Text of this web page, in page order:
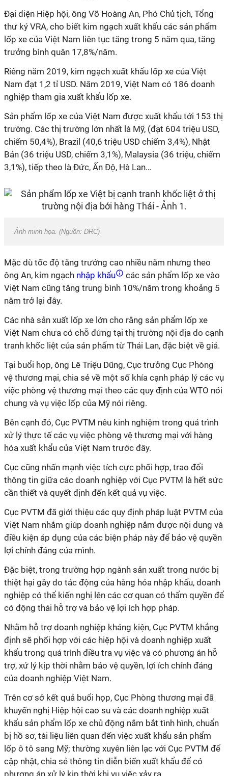
Đại diện Hiệp hội, ông Võ Hoàng An, Phó Chủ tịch, Tổng
thư ký VRA, cho biết kim ngạch xuất khẩu các sản phẩm
lốp xe của Việt Nam liên tục tăng trong 5 năm qua, tăng
trưởng bình quân 17,8%/năm.
Riêng năm 2019, kim ngạch xuất khẩu lốp xe của Việt
Nam đạt 1,2 tỉ USD. Năm 2019, Việt Nam có 186 doanh
nghiệp tham gia xuất khẩu lốp xe.
Sản phẩm lốp xe của Việt Nam được xuất khẩu tới 153 thị
trường. Các thị trường lớn nhất là Mỹ, (đạt 604 triệu USD,
chiếm 50,4%), Brazil (40,6 triệu USD chiếm 3,4%), Nhật
Bản (36 triệu USD, chiếm 3,1%), Malaysia (36 triệu, chiếm
3,1%), tiếp theo là Đức, Ấn Độ, Hà Lan…
Ảnh minh họa. (Nguồn: DRC)
Mặc dù tốc độ tăng trưởng cao nhiều năm nhưng theo
ông An, kim ngạch nhập khẩu
các sản phẩm lốp xe vào
Việt Nam cũng tăng trung bình 10%/năm trong khoảng 5
năm trở lại đây.
Các nhà sản xuất lốp xe lớn cho rằng sản phẩm lốp xe
Việt Nam chưa có chỗ đứng tại thị trường nội địa do cạnh
tranh khốc liệt của sản phẩm từ Thái Lan, đặc biệt về giá.
Tại buổi họp, ông Lê Triệu Dũng, Cục trưởng Cục Phòng
vệ thương mại, chia sẻ về một số khía cạnh pháp lý các vụ
việc phòng vệ thương mại theo các quy định của WTO nói
chung và vụ việc lốp của Mỹ nói riêng.
Bên cạnh đó, Cục PVTM nêu kinh nghiệm trong quá trình
xử lý thực tế các vụ việc phòng vệ thương mại với hàng
hóa xuất khẩu của Việt Nam trước đây.
Cục cũng nhấn mạnh việc tích cực phối hợp, trao đổi
thông tin giữa các doanh nghiệp với Cục PVTM là hết sức
cần thiết và quyết định đến kết quả vụ việc.
Cục PVTM đã giới thiệu các quy định pháp luật PVTM của
Việt Nam nhằm giúp doanh nghiệp nắm được nội dung và
điều kiện áp dụng của các biện pháp này để bảo vệ quyền
lợi chính đáng của mình.
Đặc biệt, trong trường hợp ngành sản xuất trong nước bị
thiệt hại gây do tác động của hàng hóa nhập khẩu, doanh
nghiệp có thể kiến nghị lên các cơ quan có thẩm quyền để
có động thái hỗ trợ và bảo vệ lợi ích hợp pháp.
Nhằm hỗ trợ doanh nghiệp kháng kiện, Cục PVTM khẳng
định sẽ phối hợp với các hiệp hội và doanh nghiệp xuất
khẩu trong quá trình điều tra vụ việc và có phương án hỗ
trợ, xử lý kịp thời nhằm bảo vệ quyền, lợi ích chính đáng
của doanh nghiệp Việt Nam.
Trên cơ sở kết quả buổi họp, Cục Phòng thương mại đã
khuyến nghị Hiệp hội cao su và các doanh nghiệp xuất
khẩu sản phẩm lốp xe chủ động nắm bắt tình hình, chuẩn
bị hồ sơ, tài liệu liên quan đến việc xuất khẩu sản phẩm
lốp ô tô sang Mỹ; thường xuyên liên lạc với Cục PVTM để
cập nhật, chia sẻ thông tin diễn biến xuất khẩu để có
phương án xử lý kịp thời khi vụ việc xảy ra.